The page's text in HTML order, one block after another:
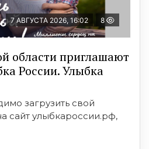
7 АВГУСТА 2026, 16:02 8
области приглашают
России. Улыбка
загрузить свой
сайт улыбкароссии.рф,